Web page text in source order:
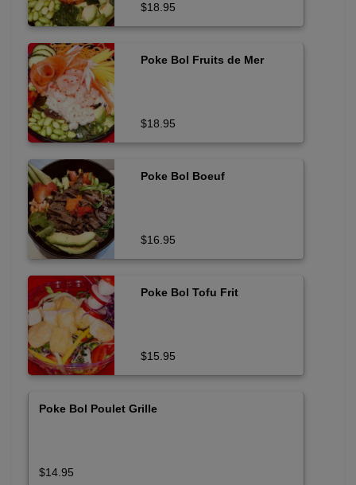
$18.95
Poke Bol Fruits de Mer
$18.95
Poke Bol Boeuf
$16.95
Poke Bol Tofu Frit
$15.95
Poke Bol Poulet Grille
$14.95